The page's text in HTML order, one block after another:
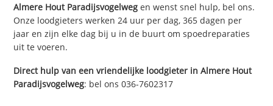
Almere Hout Paradijsvogelweg en wenst snel hulp, bel ons.
Onze loodgieters werken 24 uur per dag, 365 dagen per
jaar en zijn elke dag bij u in de buurt om spoedreparaties
uit te voeren.
Direct hulp van een vriendelijke loodgieter inAlmere Hout
Paradijsvogelweg: bel ons 036-7602317